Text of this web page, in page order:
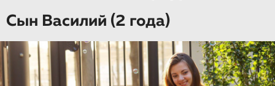
Сын Василий (2 года)